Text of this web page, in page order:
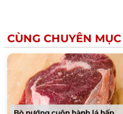
CÙNG CHUYÊN MỤC